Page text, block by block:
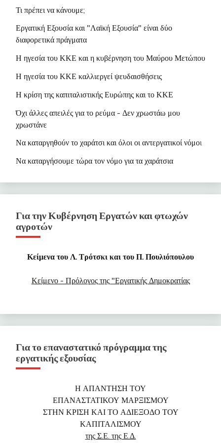
Εργατικό Μέτωπο
Τρίαινα"
•Όλες οι Ανακοινώσεις του ΝΚΑ
•To Blogspot του ΝΚΑ
Τι πρέπει να κάνουμε;
Εργατική Εξουσία και "Λαϊκή Εξουσία" είναι δύο
διαφορετικά πράγματα
Η ηγεσία του ΚΚΕ και η κυβέρνηση του Μαύρου Μετώπου
Η ηγεσία του ΚΚΕ καλλιεργεί ψευδαισθήσεις
Η κρίση της καπιταλιστικής Ευρώπης και το ΚΚΕ
Όχι άλλες απειλές για το ρεύμα - Δεν χρωστάω μου
χρωστάνε
Να καταργηθούν το χαράτσι και όλοι οι αντεργατικοί νόμοι
Να καταργήσουμε τώρα τον νόμο για τα χαράτσια
Για την Κυβέρνηση Εργατών και φτωχών
αγροτών
Κείμενα του Λ. Τρότσκι και του Π. Πουλιόπουλου
Κείμενο - Πρόλογος της "Εργατικής Δημοκρατίας
Για το επαναστατικό πρόγραμμα της
εργατικής εξουσίας
Η ΑΠΑΝΤΗΣΗ ΤΟΥ
ΕΠΑΝΑΣΤΑΤΙΚΟΥ ΜΑΡΞΙΣΜΟΥ
ΣΤΗΝ ΚΡΙΣΗ ΚΑΙ ΤΟ ΑΔΙΕΞΟΔΟ ΤΟΥ
ΚΑΠΙΤΑΛΙΣΜΟΥ
της Σ.Ε. της Ε.Δ.